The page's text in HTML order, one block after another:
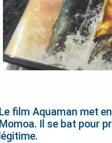
Le film Aquaman met
Momoa. Il se bat pour
légitime.